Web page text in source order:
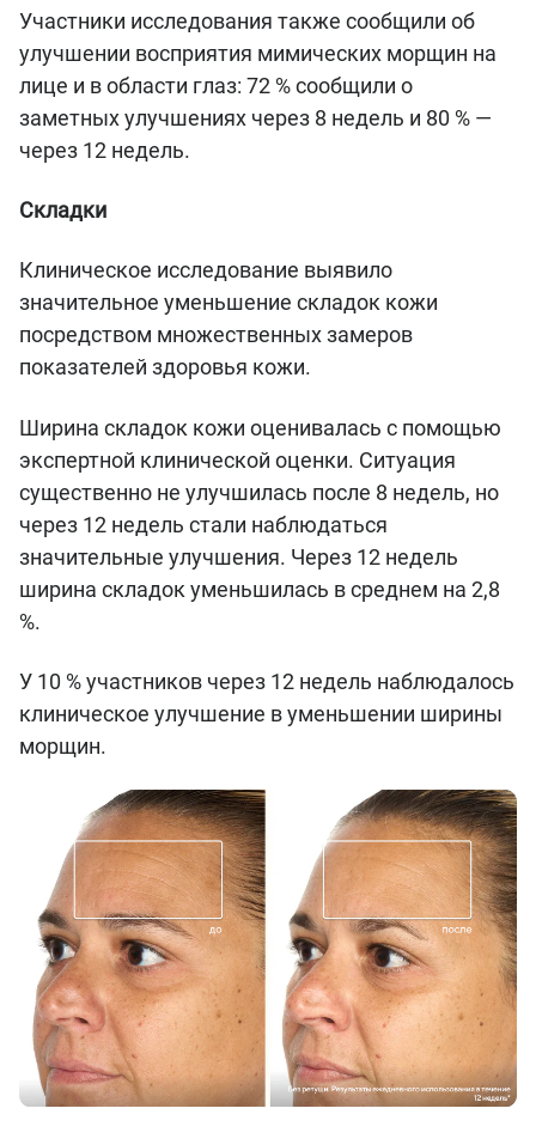
Участники исследования также сообщили об
улучшении восприятия мимических морщин на
лице и в области глаз: 72 % сообщили о
заметных улучшениях через 8 недель и 80 % —
через 12 недель.
Складки
Клиническое исследование выявило
значительное уменьшение складок кожи
посредством множественных замеров
показателей здоровья кожи.
Ширина складок кожи оценивалась с помощью
экспертной клинической оценки. Ситуация
существенно не улучшилась после 8 недель, но
через 12 недель стали наблюдаться
значительные улучшения. Через 12 недель
ширина складок уменьшилась в среднем на 2,8
%.
У 10 % участников через 12 недель наблюдалось
клиническое улучшение в уменьшении ширины
морщин.